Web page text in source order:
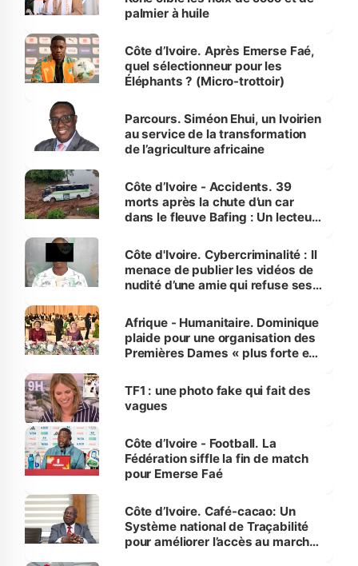
palmier à huile
Côte d’Ivoire. Après Emerse Faé,
quel sélectionneur pour les
Éléphants ? (Micro-trottoir)
Parcours. Siméon Ehui, un Ivoirien
au service de la transformation
de l’agriculture africaine
Côte d’Ivoire - Accidents. 39
morts après la chute d’un car
dans le fleuve Bafing : Un lecteur
des Transports
Côte d'Ivoire. Cybercriminalité : Il
menace de publier les vidéos de
nudité d’une amie qui refuse ses
Afrique - Humanitaire. Dominique
plaide pour une organisation des
Premières Dames « plus forte et
sur la scène internationale »
TF1 : une photo fake qui fait des
vagues
Côte d’Ivoire - Football. La
Fédération siffle la fin de match
pour Emerse Faé
Côte d’Ivoire. Café-cacao: Un
Système national de Traçabilité
pour améliorer l’accès au marché